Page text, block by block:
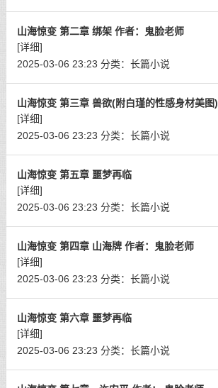
山海惊变 第二章 绑架 作者：鬼脸老师
[详细]
2025-03-06 23:23 分类： 长篇小说
山海惊变 第三章 兽欲(附白瑾的性感身材美图)
[详细]
2025-03-06 23:23 分类： 长篇小说
山海惊变 第五章 噩梦再临
[详细]
2025-03-06 23:23 分类： 长篇小说
山海惊变 第四章 山海牌 作者：鬼脸老师
[详细]
2025-03-06 23:23 分类： 长篇小说
山海惊变 第六章 噩梦再临
[详细]
2025-03-06 23:23 分类： 长篇小说